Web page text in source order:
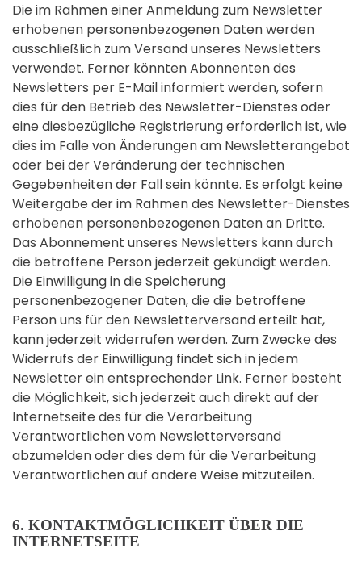
Die im Rahmen einer Anmeldung zum Newsletter
erhobenen personenbezogenen Daten werden
ausschließlich zum Versand unseres Newsletters
verwendet. Ferner könnten Abonnenten des
Newsletters per E-Mail informiert werden, sofern
dies für den Betrieb des Newsletter-Dienstes oder
eine diesbezügliche Registrierung erforderlich ist, wie
dies im Falle von Änderungen am Newsletterangebot
oder bei der Veränderung der technischen
Gegebenheiten der Fall sein könnte. Es erfolgt keine
Weitergabe der im Rahmen des Newsletter-Dienstes
erhobenen personenbezogenen Daten an Dritte.
Das Abonnement unseres Newsletters kann durch
die betroffene Person jederzeit gekündigt werden.
Die Einwilligung in die Speicherung
personenbezogener Daten, die die betroffene
Person uns für den Newsletterversand erteilt hat,
kann jederzeit widerrufen werden. Zum Zwecke des
Widerrufs der Einwilligung findet sich in jedem
Newsletter ein entsprechender Link. Ferner besteht
die Möglichkeit, sich jederzeit auch direkt auf der
Internetseite des für die Verarbeitung
Verantwortlichen vom Newsletterversand
abzumelden oder dies dem für die Verarbeitung
Verantwortlichen auf andere Weise mitzuteilen.
6. KONTAKTMÖGLICHKEIT ÜBER DIE
INTERNETSEITE